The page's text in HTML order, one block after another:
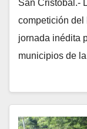
San Cristóbal.-
competición del
jornada inédita
municipios de